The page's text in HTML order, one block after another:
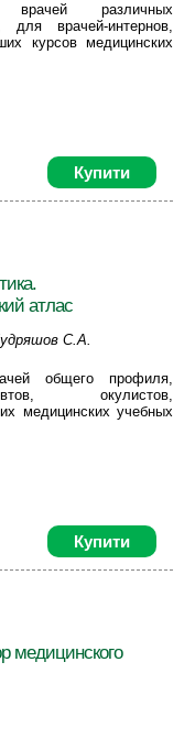
различных
для врачей-интернов,
курсов медицинских
Купити
атлас
С.А.
общего профиля,
окулистов,
медицинских учебных
Купити
медицинского